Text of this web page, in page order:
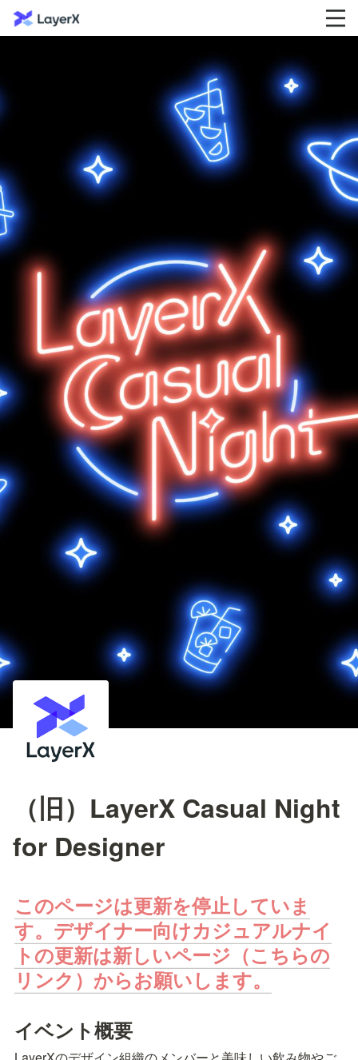
（旧）LayerX Casual Night
for Designer
このページは更新を停止していま
す。デザイナー向けカジュアルナイ
トの更新は新しいページ（こちらの
リンク）からお願いします。
イベント概要